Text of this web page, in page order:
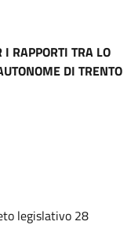
RAPPORTI TRA LO
DI TRENTO
legislativo 28